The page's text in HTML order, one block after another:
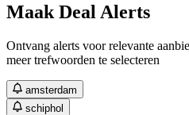
Maak Deal Alerts
Ontvang alerts voor relevante
meer trefwoorden te selecteren
amsterdam
schiphol